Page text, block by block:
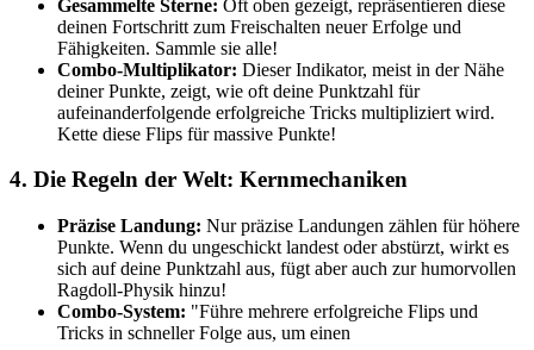
Gesammelte Sterne: Oft oben gezeigt, repräsentieren diese
deinen Fortschritt zum Freischalten neuer Erfolge und
Fähigkeiten. Sammle sie alle!
Combo-Multiplikator: Dieser Indikator, meist in der Nähe
deiner Punkte, zeigt, wie oft deine Punktzahl für
aufeinanderfolgende erfolgreiche Tricks multipliziert wird.
Kette diese Flips für massive Punkte!
4. Die Regeln der Welt: Kernmechaniken
Präzise Landung: Nur präzise Landungen zählen für höhere
Punkte. Wenn du ungeschickt landest oder abstürzt, wirkt es
sich auf deine Punktzahl aus, fügt aber auch zur humorvollen
Ragdoll-Physik hinzu!
Combo-System: "Führe mehrere erfolgreiche Flips und
Tricks in schneller Folge aus, um einen